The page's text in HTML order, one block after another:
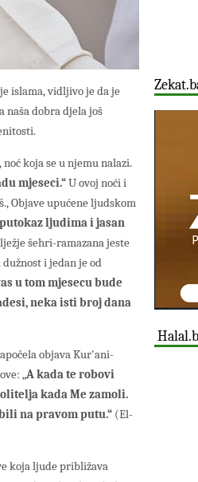
islama, vidljivo je da je
naša dobra djela još
koja se u njemu nalazi.
mjeseci.“U ovoj noći i
Objave upućene ljudskom
ljudima i jasan
šehri-ramazana jeste
i jedan je od
u tom mjesecu bude
neka isti broj dana
objava Kur'ani-
„A kada te robovi
kada Me zamoli.
na pravom putu.“ (El-
koja ljude približava